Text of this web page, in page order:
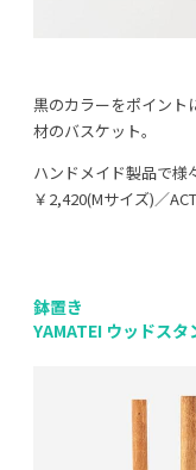
黒のカラーをポイント
材のバスケット。
ハンドメイド製品で様
￥2,420(Mサイズ)／
鉢置き
YAMATEI ウッドスタ